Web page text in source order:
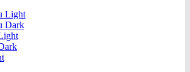
Light
Dark